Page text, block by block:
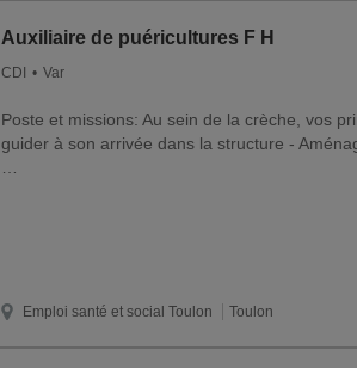
Auxiliaire de puéricultures F H
CDI Var
Poste et missions: Au sein de la crèche, vos
guider à son arrivée dans la structure -
…
Emploi santé et socialToulon Toulon